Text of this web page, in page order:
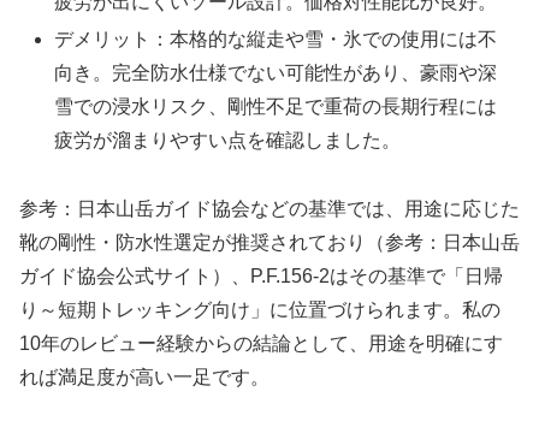
デメリット：本格的な縦走や雪・氷での使用には不
向き。完全防水仕様でない可能性があり、豪雨や深
雪での浸水リスク、剛性不足で重荷の長期行程には
疲労が溜まりやすい点を確認しました。
参考：日本山岳ガイド協会などの基準では、用途に応じた
靴の剛性・防水性選定が推奨されており（参考：日本山岳
ガイド協会公式サイト）、P.F.156-2はその基準で「日帰
り～短期トレッキング向け」に位置づけられます。私の
10年のレビュー経験からの結論として、用途を明確にす
れば満足度が高い一足です。